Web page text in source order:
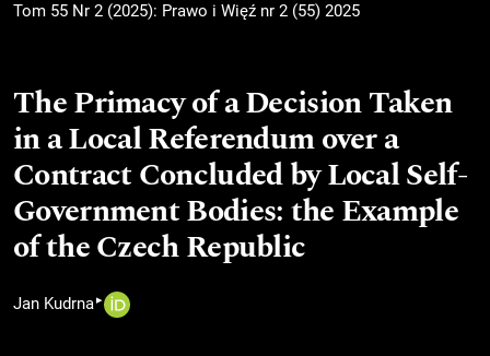
Tom 55 Nr 2 (2025): Prawo i Więź nr 2 (55) 2025
The Primacy of a Decision Taken
in a Local Referendum over a
Contract Concluded by Local Self-
Government Bodies: the Example
of the Czech Republic
Jan Kudrna▸